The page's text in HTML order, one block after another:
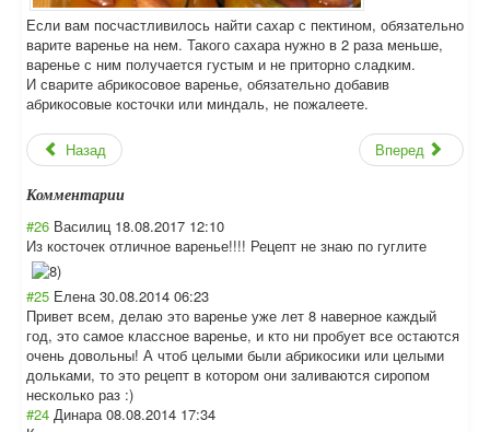
Если вам посчастливилось найти сахар с пектином, обязательно
варите варенье на нем. Такого сахара нужно в 2 раза меньше,
варенье с ним получается густым и не приторно сладким.
И сварите абрикосовое варенье, обязательно добавив
абрикосовые косточки или миндаль, не пожалеете.
Назад Вперед
Комментарии
#26 Василиц 18.08.2017 12:10
Из косточек отличное варенье!!!! Рецепт не знаю по гуглите
#25 Елена 30.08.2014 06:23
Привет всем, делаю это варенье уже лет 8 наверное каждый
год, это самое классное варенье, и кто ни пробует все остаются
очень довольны! А чтоб целыми были абрикосики или целыми
дольками, то это рецепт в котором они заливаются сиропом
несколько раз :)
#24 Динара 08.08.2014 17:34